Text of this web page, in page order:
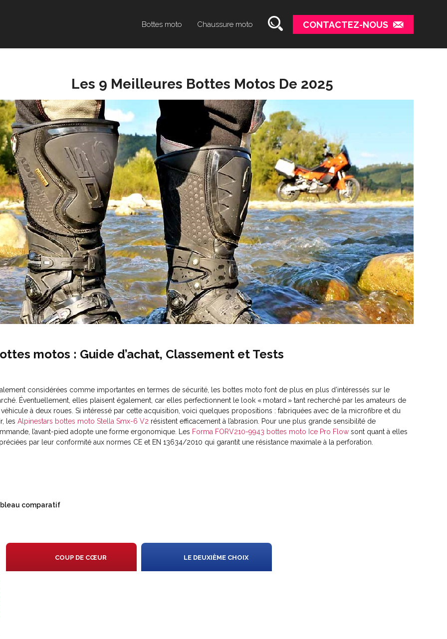
Bottes moto Chaussure moto CONTACTEZ-NOUS
Les 9 Meilleures Bottes Motos De 2025
motos : Guide d’achat, Classement et Tests
considérées comme importantes en termes de sécurité, les bottes moto font de plus en plus d’intéressés sur le
Éventuellement, elles plaisent également, car elles perfectionnent le look « motard » tant recherché par les amateurs de
à deux roues. Si intéressé par cette acquisition, voici quelques propositions : fabriquées avec de la microfibre et du
lesAlpinestars bottes moto Stella Smx-6 V2 résistent efficacement à l’abrasion. Pour une plus grande sensibilité de
l’avant-pied adopte une forme ergonomique. Les Forma FORV210-9943 bottes moto Ice Pro Flow sont quant à elles
par leur conformité aux normes CE et EN 13634/2010 qui garantit une résistance maximale à la perforation.
comparatif
COUP DE CŒUR LE DEUXIÈME CHOIX